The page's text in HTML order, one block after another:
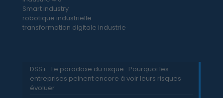
Smart industry
robotique industrielle
transformation digitale industrie
DSS+ : Le paradoxe du risque : Pourquoi les
entreprises peinent encore à voir leurs risques
évoluer